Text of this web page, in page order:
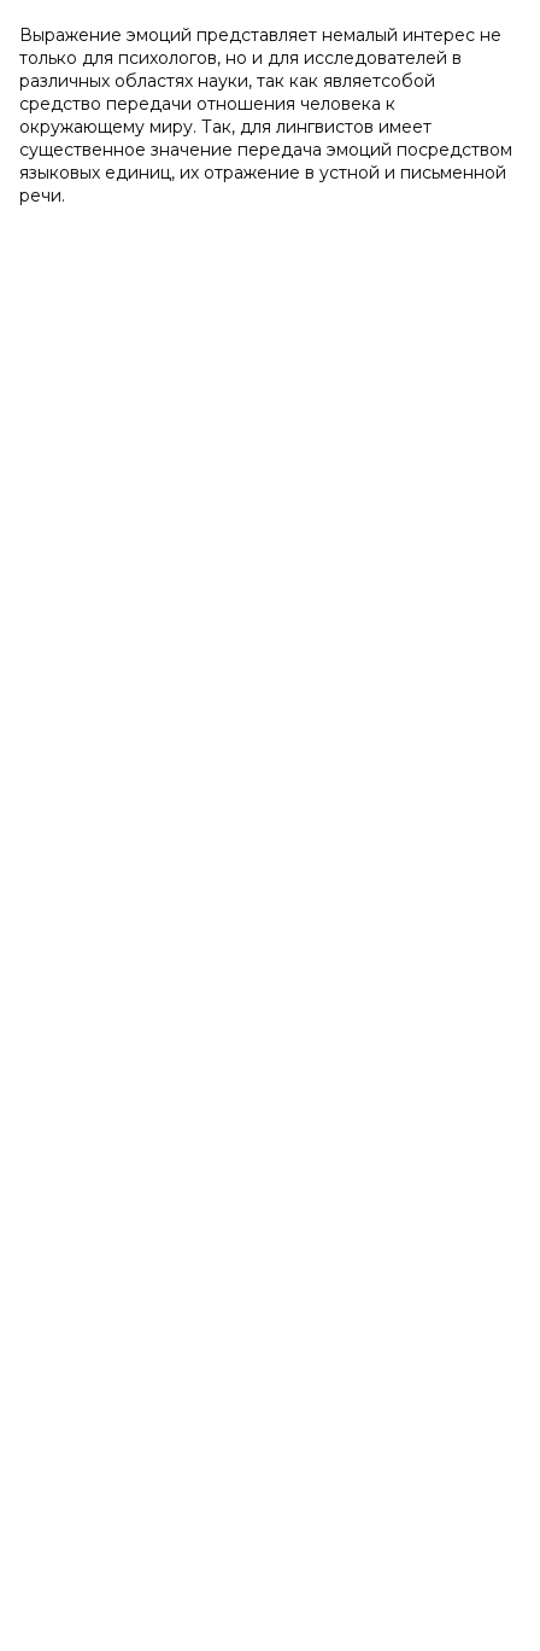
Выражение эмоций представляет немалый интерес не
только для психологов, но и для исследователей в
различных областях науки, так как являетсобой
средство передачи отношения человека к
окружающему миру. Так, для лингвистов имеет
существенное значение передача эмоций посредством
языковых единиц, их отражение в устной и письменной
речи.